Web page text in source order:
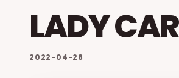
LADY
2022-04-28